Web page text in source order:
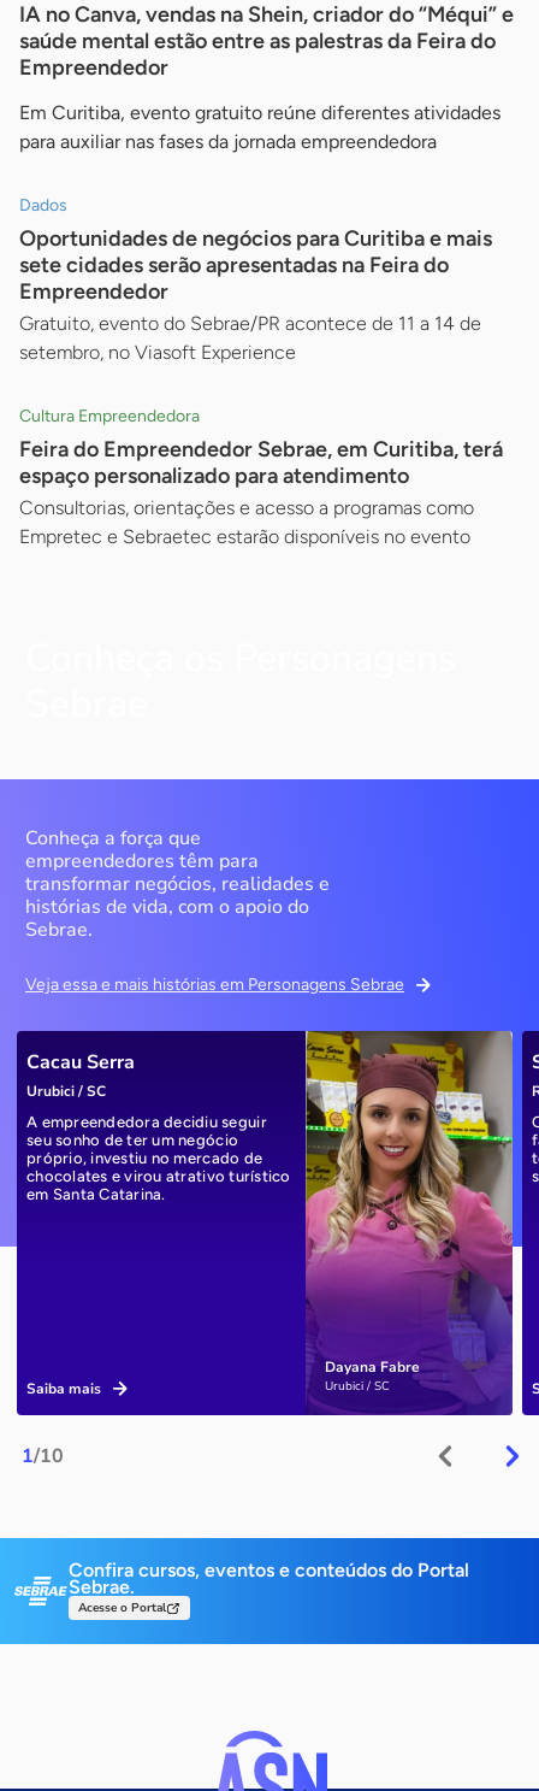
IA no Canva, vendas na Shein, criador do “Méqui” e
saúde mental estão entre as palestras da Feira do
Empreendedor
Em Curitiba, evento gratuito reúne diferentes atividades
para auxiliar nas fases da jornada empreendedora
Dados
Oportunidades de negócios para Curitiba e mais
sete cidades serão apresentadas na Feira do
Empreendedor
Gratuito, evento do Sebrae/PR acontece de 11 a 14 de
setembro, no Viasoft Experience
Cultura Empreendedora
Feira do Empreendedor Sebrae, em Curitiba, terá
espaço personalizado para atendimento
Consultorias, orientações e acesso a programas como
Empretec e Sebraetec estarão disponíveis no evento
Conheça a força que
empreendedores têm para
transformar negócios, realidades e
histórias de vida, com o apoio do
Sebrae.
Veja essa e mais histórias em Personagens Sebrae
1/10
Dayana Fabre
Urubici / SC
Cacau Serra
Urubici / SC
A empreendedora decidiu seguir
seu sonho de ter um negócio
próprio, investiu no mercado de
chocolates e virou atrativo turístico
em Santa Catarina.
Saiba mais
Confira cursos, eventos e conteúdos do Portal
Sebrae.
Acesse o Portal